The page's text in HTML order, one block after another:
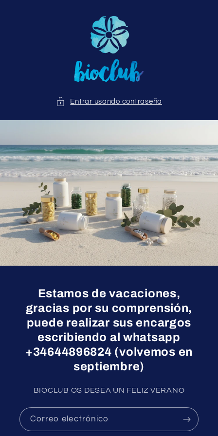
Entrar usando contraseña
Estamos de vacaciones,
gracias por su comprensión,
puede realizar sus encargos
escribiendo al whatsapp
+34644896824 (volvemos en
septiembre)
BIOCLUB OS DESEA UN FELIZ VERANO
Correo electrónico